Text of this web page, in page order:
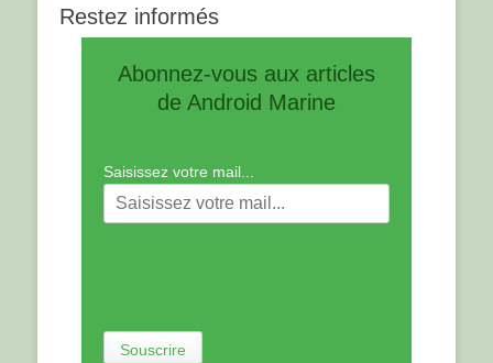
Restez informés
Abonnez-vous aux articles
de Android Marine
Saisissez votre mail...